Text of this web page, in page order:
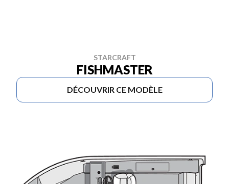
STARCRAFT
FISHMASTER
DÉCOUVRIR CE MODÈLE